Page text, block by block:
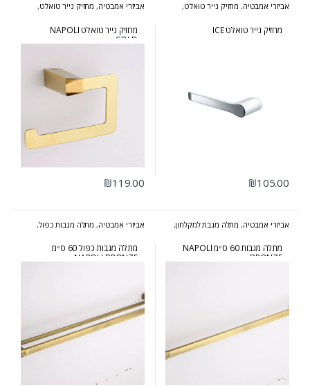
אביזרי אמבטיה, מחזיק נייר טואלט,
מחזיק נייר טואלט ICE
₪105.00
אביזרי אמבטיה, מחזיק נייר טואלט,
מחזיק נייר טואלט NAPOLI
GOLD
₪119.00
אביזרי אמבטיה, מתלה מגבת למקלחון,
סדרת נפולי ברונזה
מתלה מגבות 60 ס״מ NAPOLI
BRONZE
אביזרי אמבטיה, מתלה מגבות כפול,
סדרת נפולי ברונזה
מתלה מגבות כפול 60 ס״מ
NAPOLI BRONZE